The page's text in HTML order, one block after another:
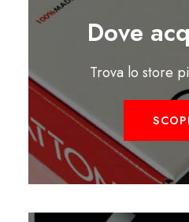
Dove
Trova lo store